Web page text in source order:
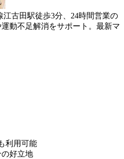
江古田駅徒歩3分、24時間営業の
動不足解消をサポート。最新マ
利用可能
好立地